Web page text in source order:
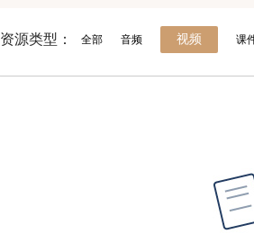
资源类型： 全部 音频 视频 课